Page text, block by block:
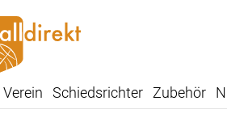
Verein Schiedsrichter Zubehör